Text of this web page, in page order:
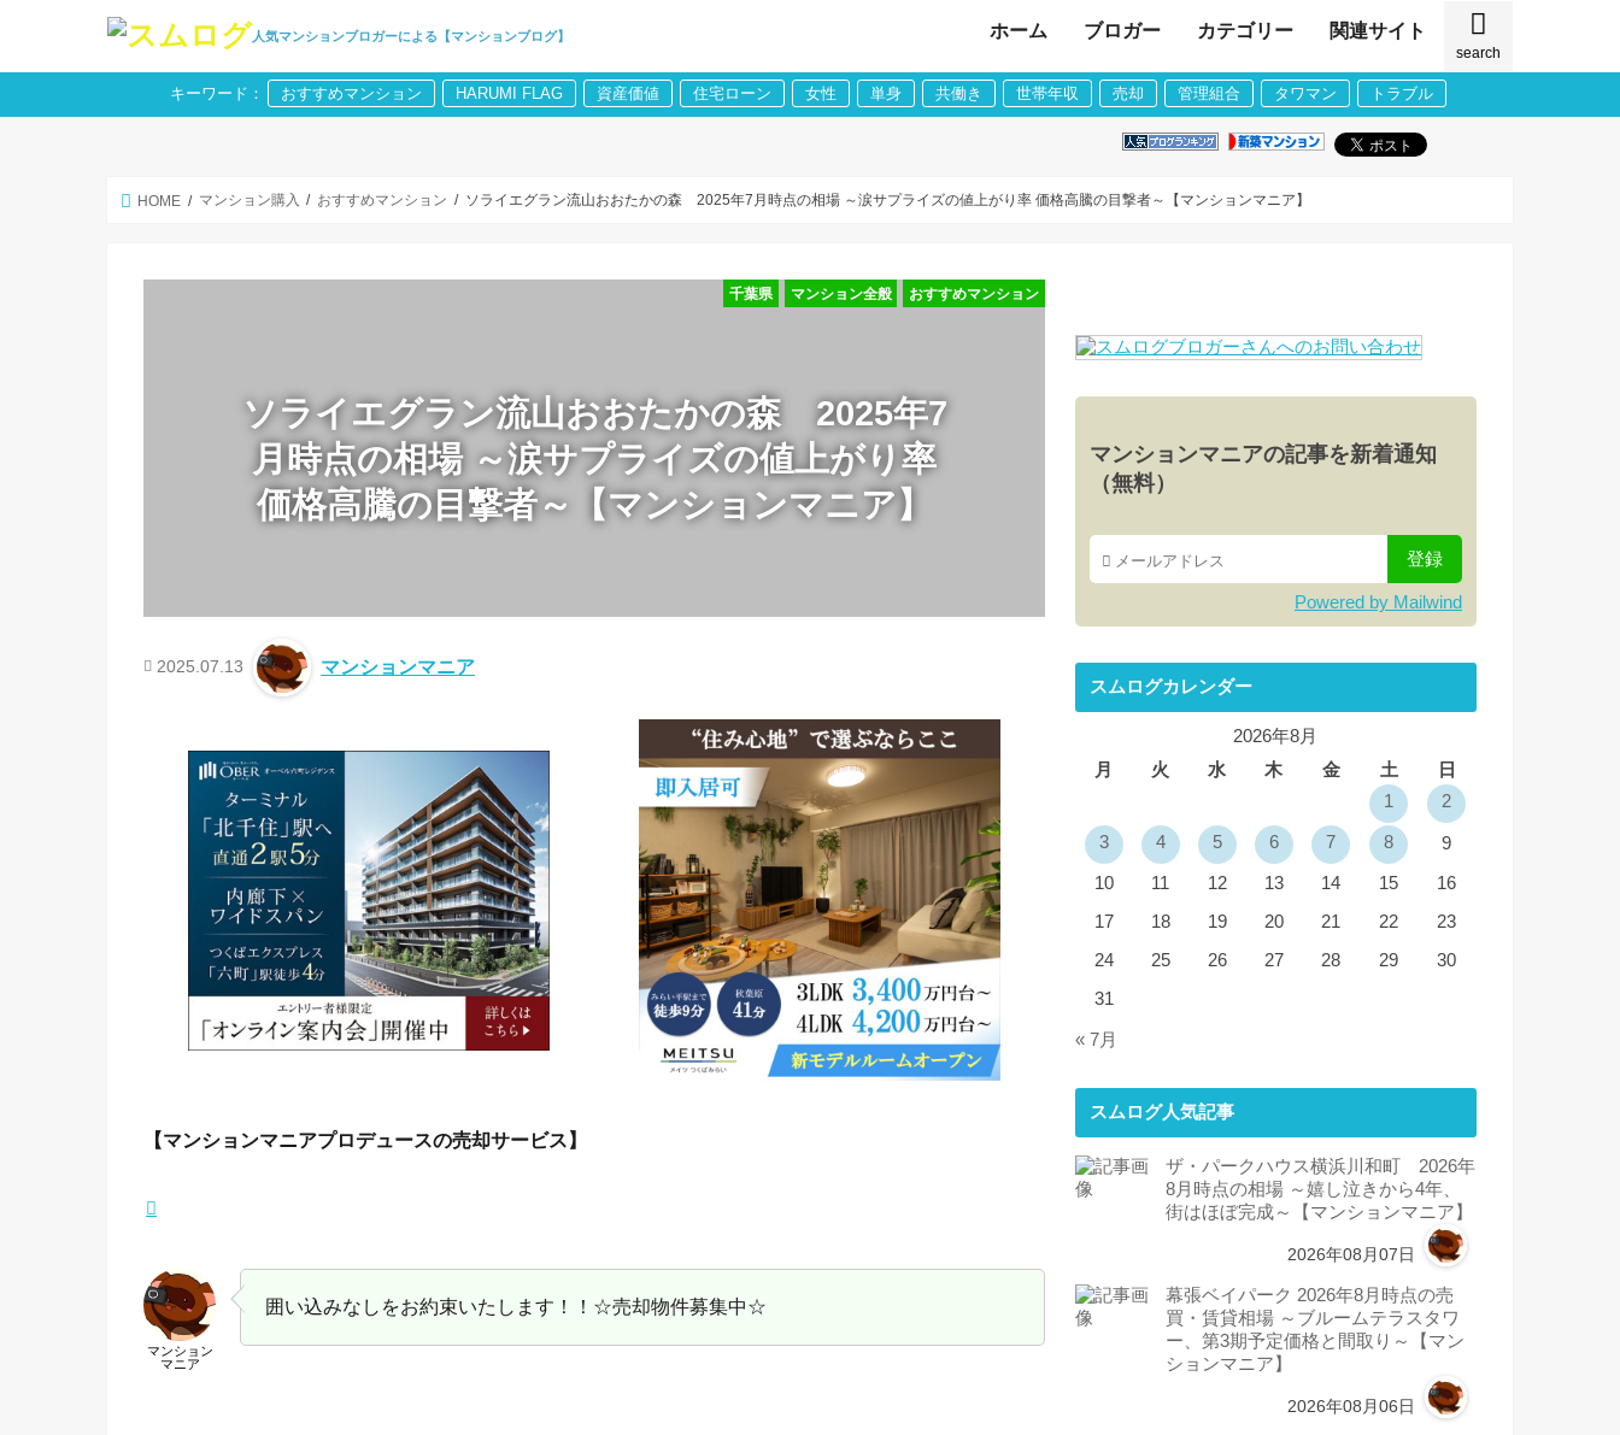
人気マンションブロガーによる【マンションブログ】
search
ホーム ブロガー カテゴリー 関連サイト
キーワード： おすすめマンション HARUMI FLAG 資産価値 住宅ローン 女性 単身 共働き 世帯年収 売却 管理組合 タワマン トラブル
HOME マンション購入 おすすめマンション ソライエグラン流山おおたかの森 2025年7月時点の相場 ～涙サプライズの値上がり率 価格高騰の目撃者～【マンションマニア】
ソライエグラン流山おおたかの森 2025年7
月時点の相場 ～涙サプライズの値上がり率
価格高騰の目撃者～【マンションマニア】
おすすめマンション
マンション全般
千葉県
2025.07.13 マンションマニア
【マンションマニアプロデュースの売却サービス】
マンション
マニア
囲い込みなしをお約束いたします！！☆売却物件募集中☆
マンションマニアの記事を新着通知
（無料）
Powered by Mailwind
スムログカレンダー
2026年8月
月
火 水 木 金 土
日
1
2
3 4 5 6 7 8 9
10 11 12 13 14 15
16
17
18 19 20 21 22
23
24
25 26 27 28 29
30
31
« 7月
スムログ人気記事
ザ・パークハウス横浜川和町 2026年
8月時点の相場 ～嬉し泣きから4年、
街はほぼ完成～【マンションマニア】
2026年08月07日
幕張ベイパーク 2026年8月時点の売
買・賃貸相場 ～ブルームテラスタワ
ー、第3期予定価格と間取り～【マン
ションマニア】
2026年08月06日